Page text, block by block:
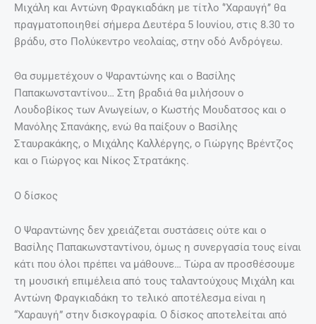
Μιχάλη και Αντώνη Φραγκιαδάκη με τίτλο ‘’Χαραυγή’’ θα
πραγματοποιηθεί σήμερα Δευτέρα 5 Ιουνίου, στις 8.30 το
βράδυ, στο Πολύκεντρο νεολαίας, στην οδό Ανδρόγεω.
Θα συμμετέχουν ο Ψαραντώνης και ο Βασίλης
Παπακωνσταντίνου… Στη βραδιά θα μιλήσουν ο
Λουδοβίκος των Ανωγείων, ο Κωστής Μουδατσος και ο
Μανόλης Σπανάκης, ενώ θα παίξουν ο Βασίλης
Σταυρακάκης, ο Μιχάλης Καλλέργης, ο Γιώργης Βρέντζος
και ο Γιώργος και Νίκος Στρατάκης.
Ο δίσκος
O Ψαραντώνης δεν χρειάζεται συστάσεις ούτε και ο
Βασίλης Παπακωνσταντίνου, όμως η συνεργασία τους είναι
κάτι που όλοι πρέπει να μάθουνε… Τώρα αν προσθέσουμε
τη μουσική επιμέλεια από τους ταλαντούχους Μιχάλη και
Αντώνη Φραγκιαδάκη το τελικό αποτέλεσμα είναι η
“Χαραυγή” στην δισκογραφία. Ο δίσκος αποτελείται από